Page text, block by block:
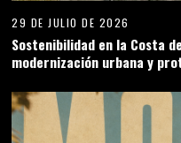
29 DE JULIO DE 2026
Sostenibilidad en la Costa
modernización urbana y